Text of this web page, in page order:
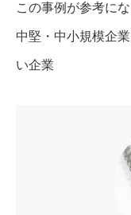
この事例が参考に
中堅・中小規模企
い企業